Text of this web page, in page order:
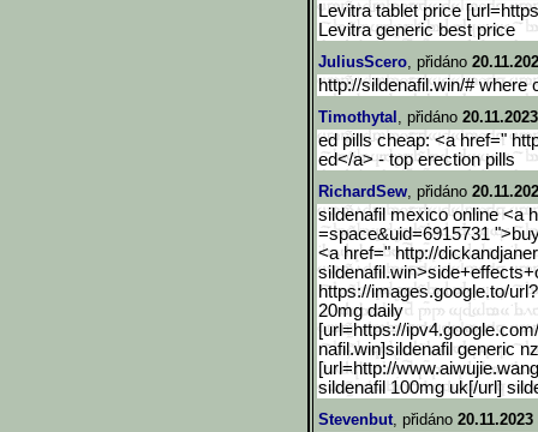
Levitra tablet price
Levitra generic best price
JuliusScero, přidáno
http://sildenafil.win/# where
Timothytal , přidáno
ed pills cheap: <a href="
ed</a> - top erection pills
RichardSew, přidáno
sildenafil mexico online <a
=space&uid=6915731
<a href=" http://
sildenafil.win>side+effects
https://images.google.to/
20mg daily
[url=https://ipv4.google.
nafil.win]sildenafil generic
[url=http://
sildenafil 100mg uk[/url]
Stevenbut, přidáno